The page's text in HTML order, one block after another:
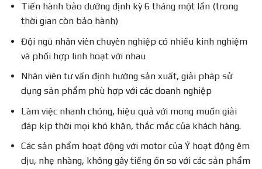
Tiến hành bảo dưỡng định kỳ 6 tháng một lần (trong
thời gian còn bảo hành)
Đội ngũ nhân viên chuyên nghiệp có nhiều kinh nghiệm
và phối hợp linh hoạt với nhau
Nhân viên tư vấn định hướng sản xuất, giải pháp sử
dụng sản phẩm phù hợp với các doanh nghiệp
Làm việc nhanh chóng, hiệu quả với mong muốn giải
đáp kịp thời mọi khó khăn, thắc mắc của khách hàng.
Các sản phẩm hoạt động với motor của Ý hoạt động êm
dịu, nhẹ nhàng, không gây tiếng ồn so với các sản phẩm